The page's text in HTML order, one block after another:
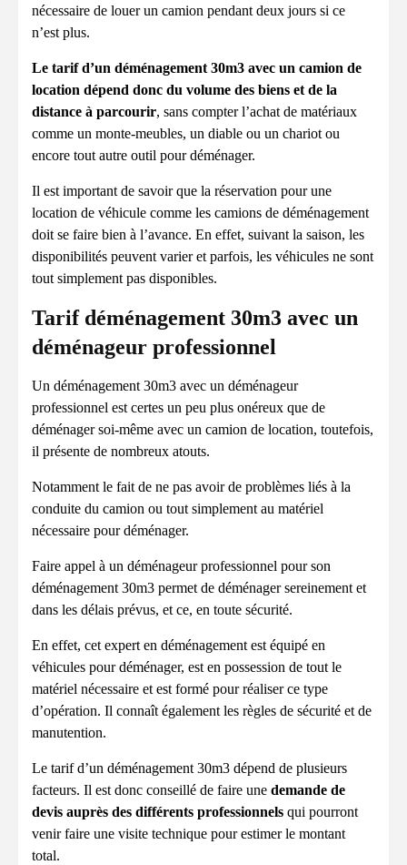
nécessaire de louer un camion pendant deux jours si ce
n’est plus.
Le tarif d’un déménagement 30m3 avec un camion de
location dépend donc du volume des biens et de la
distance à parcourir, sans compter l’achat de matériaux
comme un monte-meubles, un diable ou un chariot ou
encore tout autre outil pour déménager.
Il est important de savoir que la réservation pour une
location de véhicule comme les camions de déménagement
doit se faire bien à l’avance. En effet, suivant la saison, les
disponibilités peuvent varier et parfois, les véhicules ne sont
tout simplement pas disponibles.
Tarif déménagement 30m3 avec un
déménageur professionnel
Un déménagement 30m3 avec un déménageur
professionnel est certes un peu plus onéreux que de
déménager soi-même avec un camion de location, toutefois,
il présente de nombreux atouts.
Notamment le fait de ne pas avoir de problèmes liés à la
conduite du camion ou tout simplement au matériel
nécessaire pour déménager.
Faire appel à un déménageur professionnel pour son
déménagement 30m3 permet de déménager sereinement et
dans les délais prévus, et ce, en toute sécurité.
En effet, cet expert en déménagement est équipé en
véhicules pour déménager, est en possession de tout le
matériel nécessaire et est formé pour réaliser ce type
d’opération. Il connaît également les règles de sécurité et de
manutention.
Le tarif d’un déménagement 30m3 dépend de plusieurs
facteurs. Il est donc conseillé de faire une demande de
devis auprès des différents professionnels qui pourront
venir faire une visite technique pour estimer le montant
total.